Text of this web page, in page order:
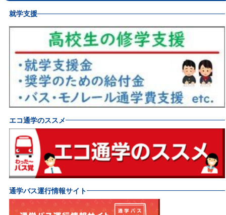
就学支援
エコ通学のススメ
通学バス運行情報サイト